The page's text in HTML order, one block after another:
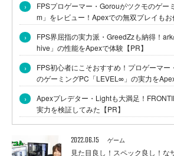
›
FPSプロゲーマー・Gorouがツクモのゲー
m」をレビュー！Apexでの無双プレイもお
›
FPS界屈指の実力派・GreedZzも納得！
hive」の性能をApexで体験【PR】
›
FPS初心者にこそおすすめ！プロゲーマ
のゲーミングPC「LEVEL∞」の実力を
›
Apexプレデター・Lightも大満足！
実力を検証してみた【PR】
2022.06.15 ゲーム
見た目良し！スペック良し！な